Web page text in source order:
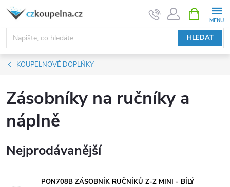
Přejít
obsah
HLEDAT
NÁKUPNÍ
KOŠÍK
KOUPELNOVÉ DOPLŇKY
Zásobníky na ručníky a
náplně
Nejprodávanější
PON708B ZÁSOBNÍK RUČNÍKŮ Z-Z MINI - BÍLÝ